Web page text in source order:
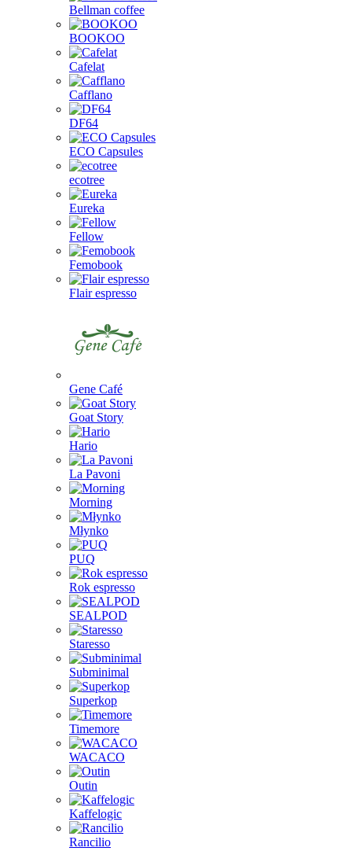
Bellman coffee
BOOKOO
Cafelat
Cafflano
DF64
ECO Capsules
ecotree
Eureka
Fellow
Femobook
Flair espresso
Gene Café
Goat Story
Hario
La Pavoni
Morning
Młynko
PUQ
Rok espresso
SEALPOD
Staresso
Subminimal
Superkop
Timemore
WACACO
Outin
Kaffelogic
Rancilio